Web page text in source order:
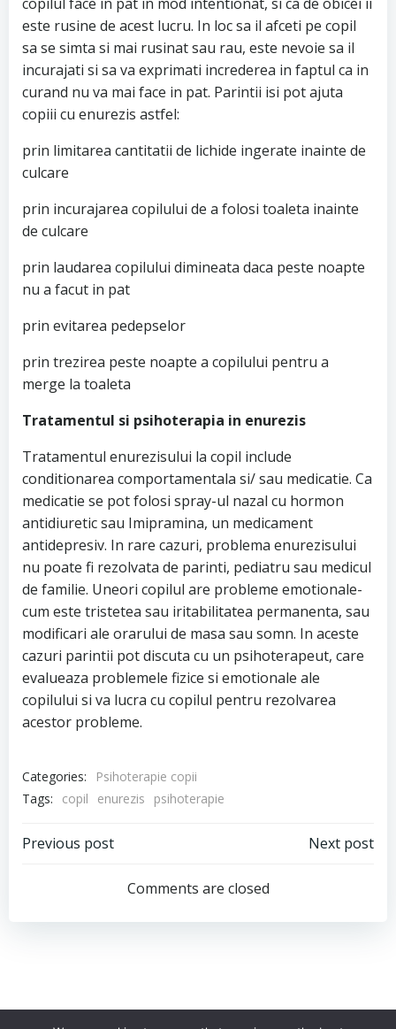
este rusine de acest lucru. In loc sa il afceti pe copil
sa se simta si mai rusinat sau rau, este nevoie sa il
incurajati si sa va exprimati increderea in faptul ca in
curand nu va mai face in pat. Parintii isi pot ajuta
copiii cu enurezis astfel:
prin limitarea cantitatii de lichide ingerate inainte de
culcare
prin incurajarea copilului de a folosi toaleta inainte
de culcare
prin laudarea copilului dimineata daca peste noapte
nu a facut in pat
prin evitarea pedepselor
prin trezirea peste noapte a copilului pentru a
merge la toaleta
Tratamentul si psihoterapia in enurezis
Tratamentul enurezisului la copil include
conditionarea comportamentala si/ sau medicatie. Ca
medicatie se pot folosi spray-ul nazal cu hormon
antidiuretic sau Imipramina, un medicament
antidepresiv. In rare cazuri, problema enurezisului
nu poate fi rezolvata de parinti, pediatru sau medicul
de familie. Uneori copilul are probleme emotionale-
cum este tristetea sau iritabilitatea permanenta, sau
modificari ale orarului de masa sau somn. In aceste
cazuri parintii pot discuta cu un psihoterapeut, care
evalueaza problemele fizice si emotionale ale
copilului si va lucra cu copilul pentru rezolvarea
acestor probleme.
Categories:
Psihoterapie copii
Tags:
copil enurezis psihoterapie
Post
navigation
Previous post
navigation
Next post
Comments are closed